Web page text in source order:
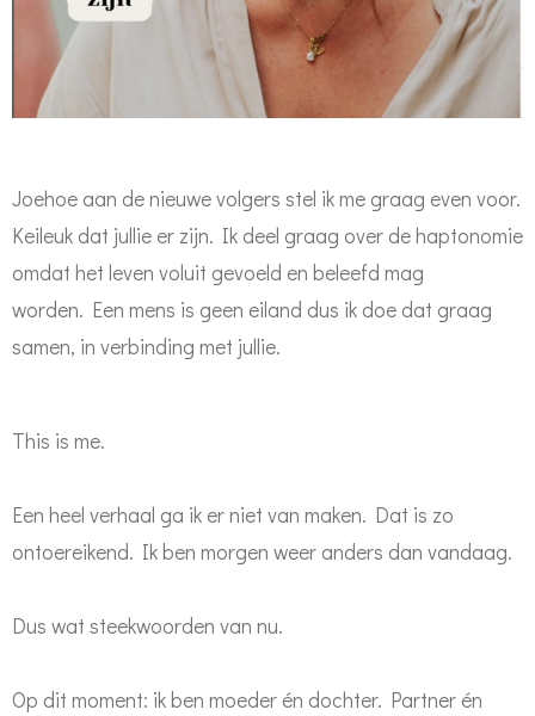
Joehoe aan de nieuwe volgers stel ik me graag even voor.
Keileuk dat jullie er zijn. Ik deel graag over de haptonomie
omdat het leven voluit gevoeld en beleefd mag
worden. Een mens is geen eiland dus ik doe dat graag
samen, in verbinding met jullie.
This is me.
Een heel verhaal ga ik er niet van maken. Dat is zo
ontoereikend. Ik ben morgen weer anders dan vandaag.
Dus wat steekwoorden van nu.
Op dit moment: ik ben moeder én dochter. Partner én